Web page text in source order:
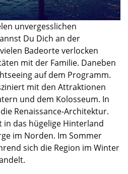
unvergesslichen
Du Dich an der
Badeorte verlocken
mit der Familie. Daneben
auf dem Programm.
mit den Attraktionen
und dem Kolosseum. In
Renaissance-Architektur.
in das hügelige Hinterland
im Norden. Im Sommer
sich die Region im Winter
.